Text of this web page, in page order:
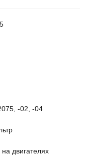
-02, -04
двигателях